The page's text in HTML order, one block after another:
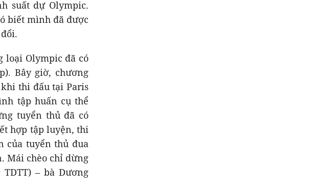
suất dự Olympic.
biết mình đã được
loại Olympic đã có
Bây giờ, chương
thi đấu tại Paris
tập huấn cụ thể
tuyển thủ đã có
hợp tập luyện, thi
của tuyển thủ đua
Mái chèo chỉ dừng
– bà Dương